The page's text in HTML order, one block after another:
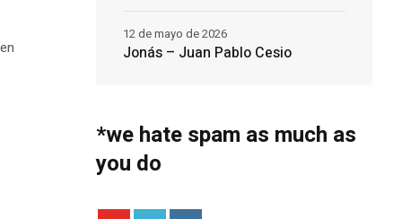
Jonás – Juan Pablo Cesio
12 de mayo de 2026
*we hate spam as much as
you do